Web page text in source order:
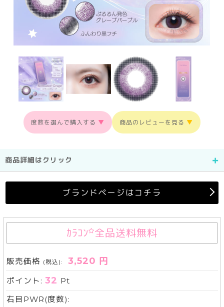
度数を選んで購入する ▼ 商品のレビューを見る ▼
商品詳細はクリック
ブランドページはコチラ
ｶﾗｺﾝ 全品送料無料
販売価格 (税込): 3,520 円
ポイント:32 Pt
右目PWR(度数):